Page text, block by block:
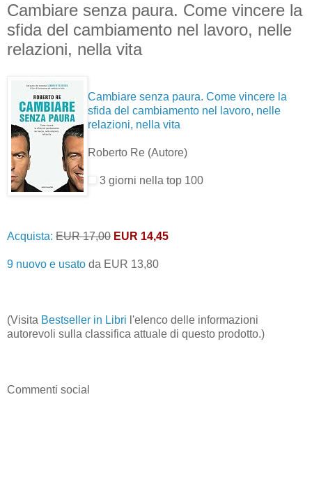
Cambiare senza paura. Come vincere la
sfida del cambiamento nel lavoro, nelle
relazioni, nella vita
Cambiare senza paura. Come vincere la
sfida del cambiamento nel lavoro, nelle
relazioni, nella vita
Roberto Re (Autore)
3 giorni nella top 100
Acquista: EUR 17,00 EUR 14,45
9 nuovo e usato da EUR 13,80
(Visita Bestseller in Libri l'elenco delle informazioni
autorevoli sulla classifica attuale di questo prodotto.)
Commenti social